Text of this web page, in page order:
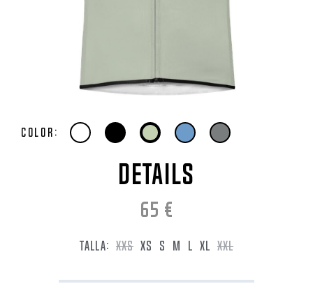
Color:
DETAILS
65 €
TALLA: XXS XS S M L XL XXL